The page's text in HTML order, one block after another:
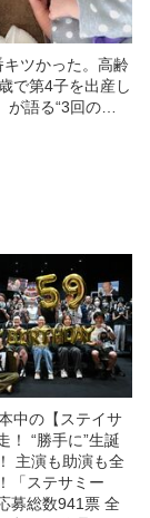
キツかった。高齢
で第4子を出産し
語る“3回の結
中の【ステイサ
！ “勝手に”生誕
主演も助演も全
「ステサミー
募総数941票 全